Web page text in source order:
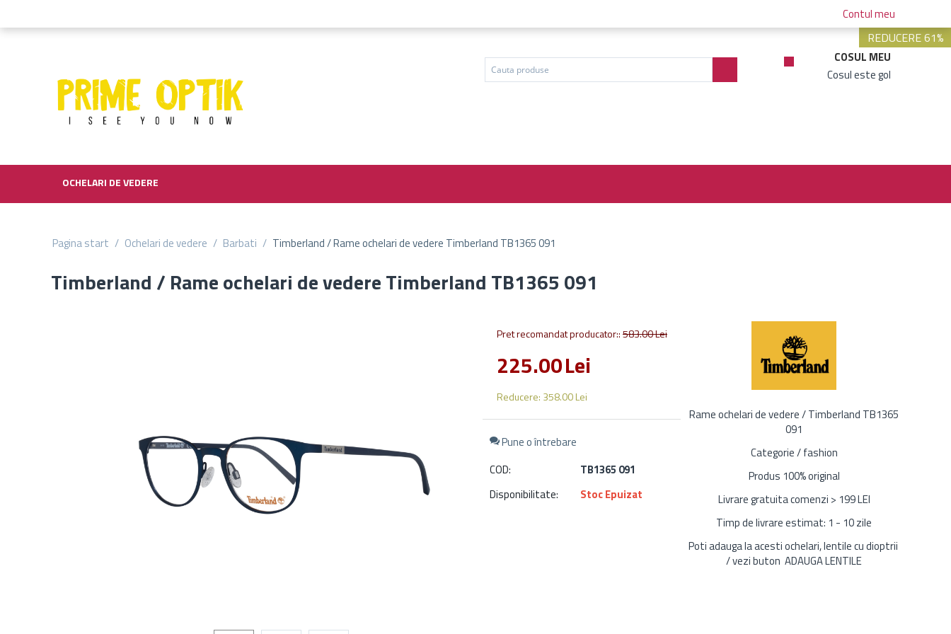
Contul meu
COSUL MEU
Cosul este gol
OCHELARI DE VEDERE
Pagina start / Ochelari de vedere / Barbati / Timberland / Rame ochelari de vedere Timberland TB1365 091
Timberland / Rame ochelari de vedere Timberland TB1365 091
Pret recomandat producator::583.00Lei
225.00Lei
Reducere: 358.00Lei
REDUCERE 61%
Pune o întrebare
COD:
TB1365 091
Disponibilitate:
Stoc Epuizat
Rame ochelari de vedere / Timberland TB1365
091
Categorie / fashion
Produs 100% original
Livrare gratuita comenzi > 199 LEI
Timp de livrare estimat: 1 - 10 zile
Poti adauga la acesti ochelari, lentile cu dioptrii
/ vezi buton ADAUGA LENTILE